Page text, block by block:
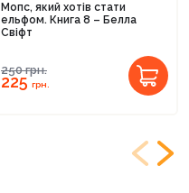
Мопс, який хотів стати
ельфом. Книга 8 – Белла
Свіфт
250грн.
225грн.